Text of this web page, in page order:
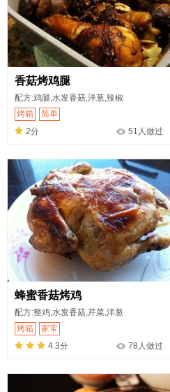
香菇烤鸡腿
配方:鸡腿,水发香菇,洋葱,辣椒
烤箱
简单
2分
51人做过
蜂蜜香菇烤鸡
配方:整鸡,水发香菇,芹菜,洋葱
烤箱
家常
4.3分
78人做过